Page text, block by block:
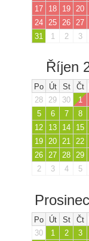
17
18 19 20
24
25 26 27
31
1 2 3
Říjen
Po Út St Čt
28
29 30 1
5
6 7 8
12
13 14 15
19 20 21 22
26 27 28 29
2
3 4 5
Po Út St Čt
30
1 2 3